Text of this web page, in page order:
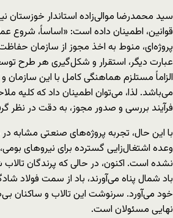
سید محمدرضا موالی‌زاده استاندار خوزستان
قوانین، اطمینان داده است: «اساساً، شروع
پروژه‌ای، منوط به اخذ مجوز از سازمان
عبارت دیگر، استقرار و شکل‌گیری هر طرح
الزاماً مستلزم هماهنگی کامل با این
می‌باشد. لذا، می‌توان اطمینان داد که کلیه
فرآیند بررسی و صدور مجوز، به دقت در نظر
با این حال، تجربه پروژه‌های صنعتی مشابه
وعده اشتغال‌زایی گسترده برای نیروهای
نشده است. اکنون، در حالی که پرندگان تالاب
باد شمال پناه می‌آورند، باد از سمت فولاد
خود می‌آورد. سرنوشت این تالاب و ساکنان
نهایی مسئولان است.